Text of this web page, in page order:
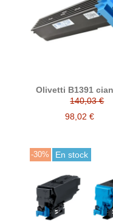
Olivetti B1391
compatible
140,03 €
98,02 €
-30% En stock